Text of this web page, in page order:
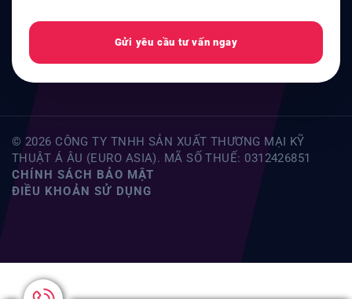
Gửi yêu cầu tư vấn ngay
© 2026 CÔNG TY TNHH SẢN XUẤT THƯƠNG MẠI KỸ
THUẬT Á ÂU (EURO ASIA). MÃ SỐ THUẾ: 0312426851
CHÍNH SÁCH BẢO MẬT
ĐIỀU KHOẢN SỬ DỤNG